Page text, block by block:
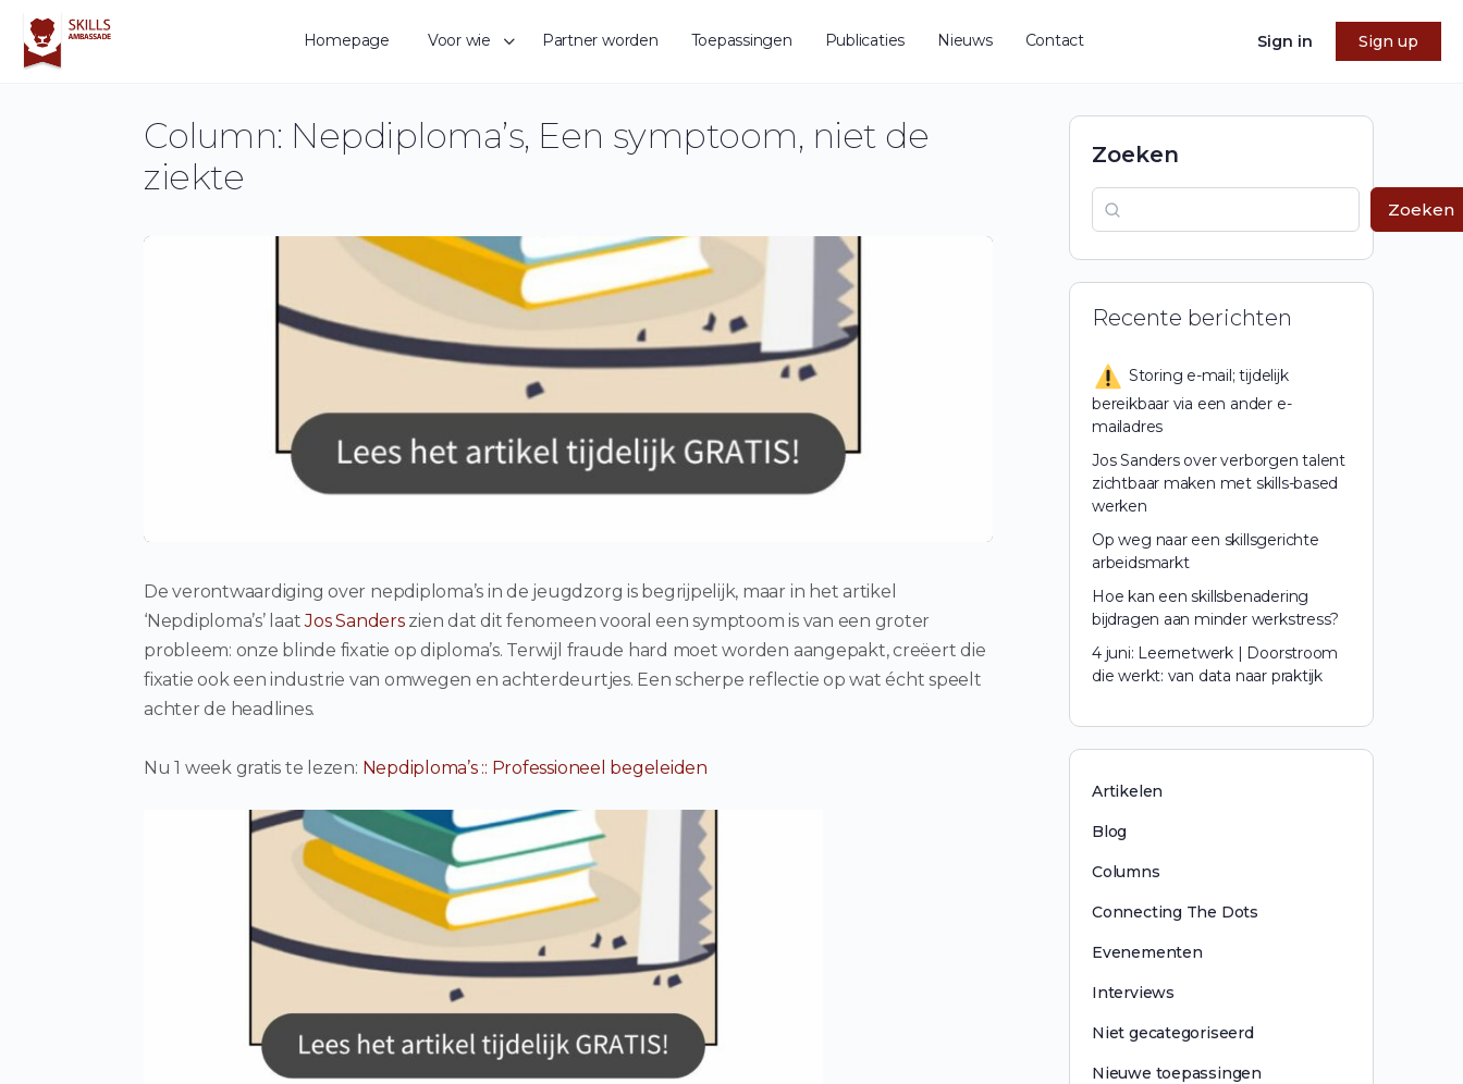
Homepage Voor wie Partner worden Toepassingen Publicaties Nieuws Contact Sign in Sign up
Column: Nepdiploma’s, Een symptoom, niet de
ziekte
De verontwaardiging over nepdiploma’s in de jeugdzorg is begrijpelijk, maar in het artikel
‘Nepdiploma’s’ laatJos Sanderszien dat dit fenomeen vooral een symptoom is van een groter
probleem: onze blinde fixatie op diploma’s. Terwijl fraude hard moet worden aangepakt, creëert die
fixatie ook een industrie van omwegen en achterdeurtjes. Een scherpe reflectie op wat écht speelt
achter de headlines.
Nu 1 week gratis te lezen: Nepdiploma’s :: Professioneel begeleiden
Zoeken
Zoeken
Recente berichten
Storing e-mail; tijdelijk
bereikbaar via een ander e-
mailadres
Jos Sanders over verborgen talent
zichtbaar maken met skills-based
werken
Op weg naar een skillsgerichte
arbeidsmarkt
Hoe kan een skillsbenadering
bijdragen aan minder werkstress?
4 juni: Leernetwerk | Doorstroom
die werkt: van data naar praktijk
Artikelen
Blog
Columns
Connecting The Dots
Evenementen
Interviews
Niet gecategoriseerd
Nieuwe toepassingen